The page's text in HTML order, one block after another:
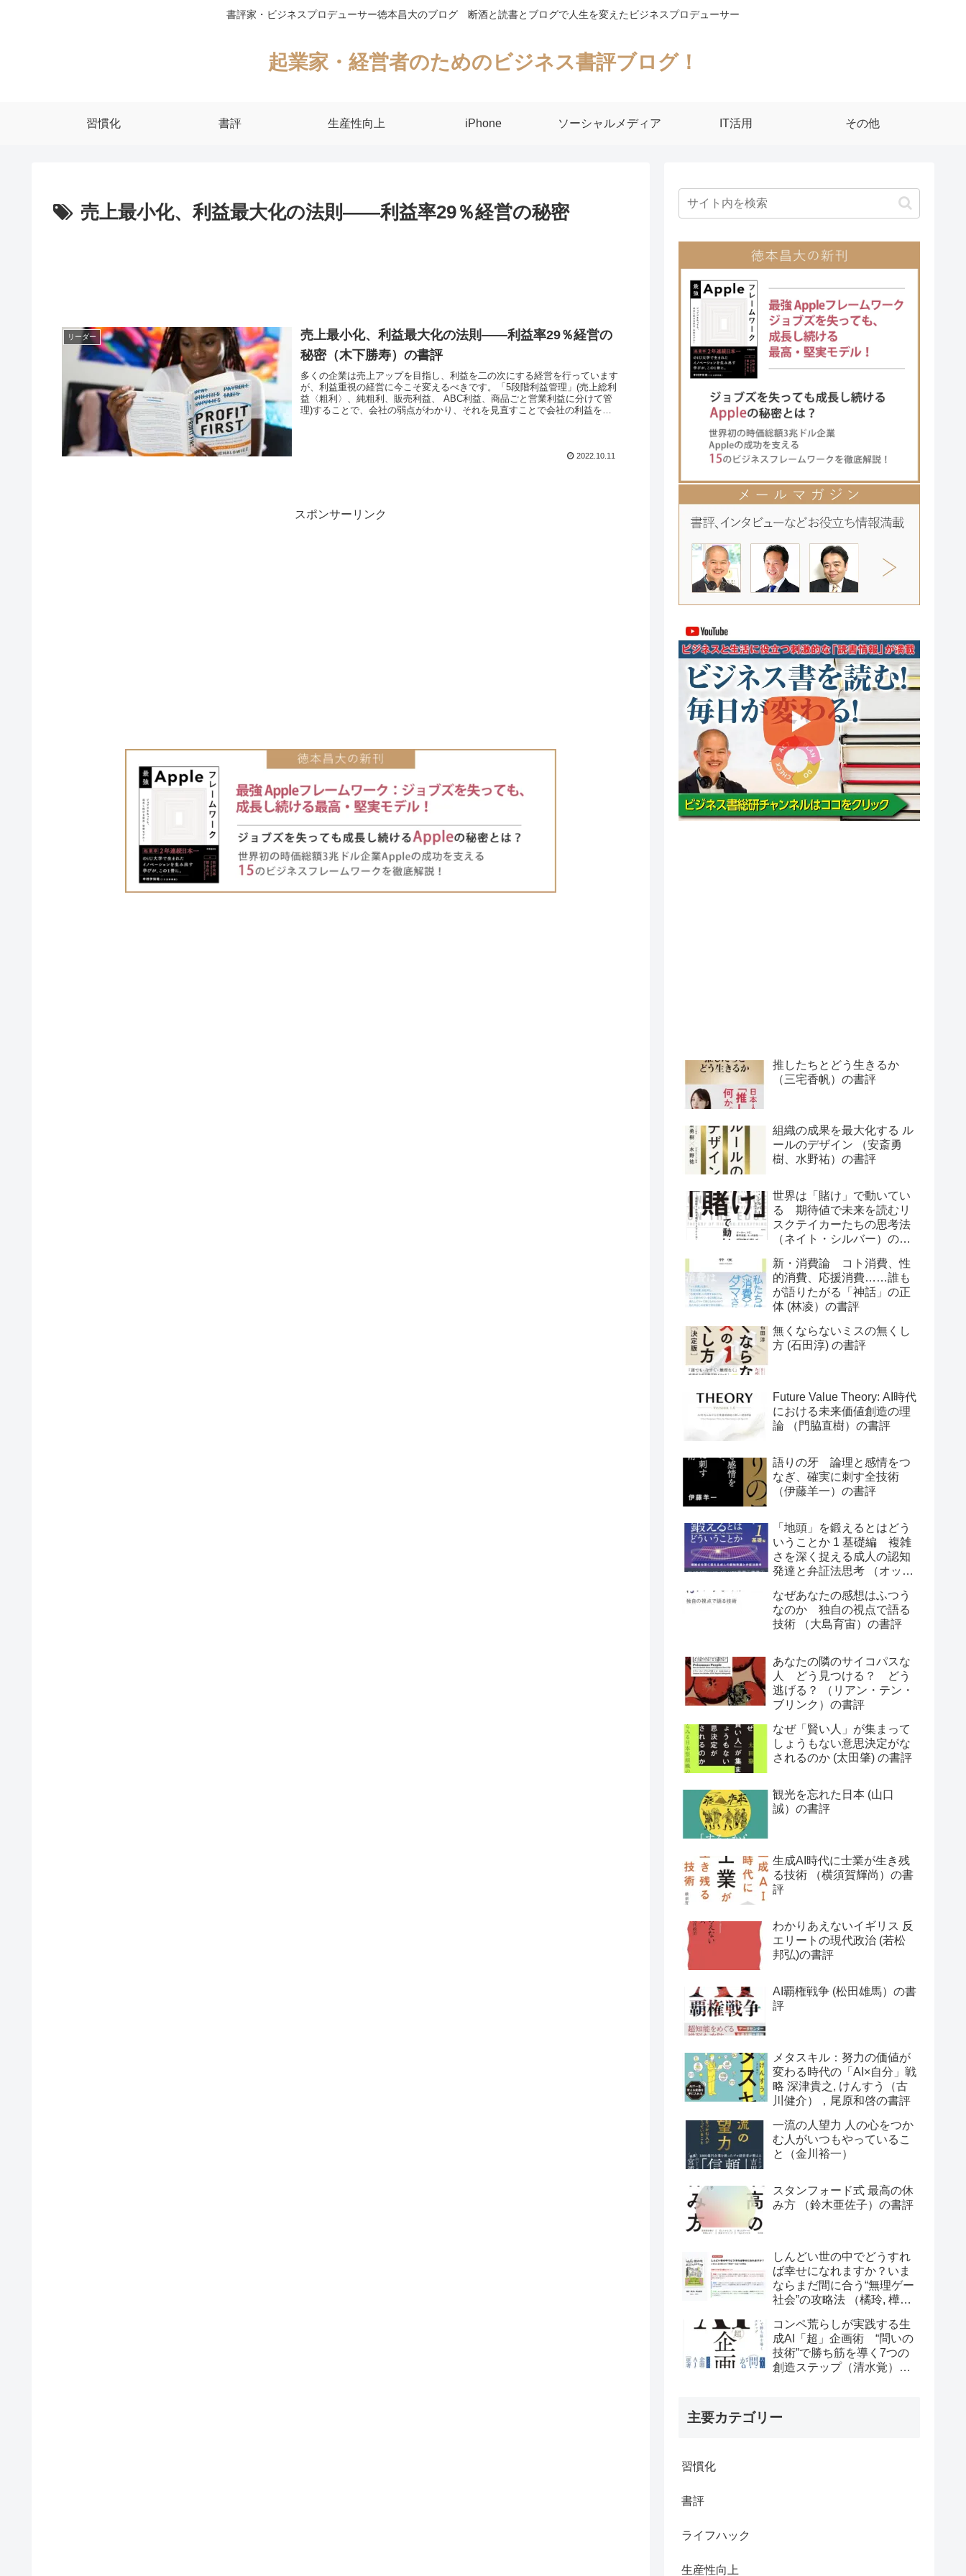
書評家・ビジネスプロデューサー徳本昌大のブログ 断酒と読書とブログで人生を変えたビジネスプロデューサー
起業家・経営者のためのビジネス書評ブログ！
習慣化 書評 生産性向上 iPhone ソーシャルメディア IT活用 その他
売上最小化、利益最大化の法則――利益率29％経営の秘密
リーダー
売上最小化、利益最大化の法則――利益率29％経営の
秘密（木下勝寿）の書評
多くの企業は売上アップを目指し、利益を二の次にする経営を行っています
が、利益重視の経営に今こそ変えるべきです。「5段階利益管理」(売上総利
益〈粗利〉、純粗利、販売利益、 ABC利益、商品ごと営業利益に分けて管
理)することで、会社の弱点がわかり、それを見直すことで会社の利益を高
2022.10.11
スポンサーリンク
推したちとどう生きるか
（三宅香帆）の書評
組織の成果を最大化する ル
ールのデザイン （安斎勇
樹、水野祐）の書評
世界は「賭け」で動いてい
る 期待値で未来を読むリ
スクテイカーたちの思考法
（ネイト・シルバー）の書
新・消費論 コト消費、性
的消費、応援消費……誰も
が語りたがる「神話」の正
体 (林凌）の書評
無くならないミスの無くし
方 (石田淳) の書評
Future Value Theory: AI時代
における未来価値創造の理
論 （門脇直樹）の書評
語りの牙 論理と感情をつ
なぎ、確実に刺す全技術
（伊藤羊一）の書評
「地頭」を鍛えるとはどう
いうことか 1 基礎編 複雑
さを深く捉える成人の認知
発達と弁証法思考 （オット
なぜあなたの感想はふつう
なのか 独自の視点で語る
技術 （大島育宙）の書評
あなたの隣のサイコパスな
人 どう見つける？ どう
逃げる？ （リアン・テン・
ブリンク）の書評
なぜ「賢い人」が集まって
しょうもない意思決定がな
されるのか (太田肇) の書評
観光を忘れた日本 (山口
誠）の書評
生成AI時代に士業が生き残
る技術 （横須賀輝尚）の書
評
わかりあえないイギリス 反
エリートの現代政治 (若松
邦弘)の書評
AI覇権戦争 (松田雄馬）の書
評
メタスキル：努力の価値が
変わる時代の「AI×自分」戦
略 深津貴之, けんすう（古
川健介），尾原和啓の書評
一流の人望力 人の心をつか
む人がいつもやっているこ
と（金川裕一）
スタンフォード式 最高の休
み方 （鈴木亜佐子）の書評
しんどい世の中でどうすれ
ば幸せになれますか？いま
ならまだ間に合う“無理ゲー
社会”の攻略法 （橘玲, 樺山
コンペ荒らしが実践する生
成AI「超」企画術 “問いの
技術”で勝ち筋を導く7つの
創造ステップ（清水覚）の
主要カテゴリー
習慣化
書評
ライフハック
生産性向上